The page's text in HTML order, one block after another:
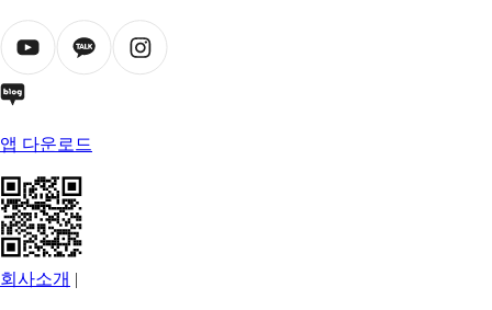
앱 다운로드
회사소개 |